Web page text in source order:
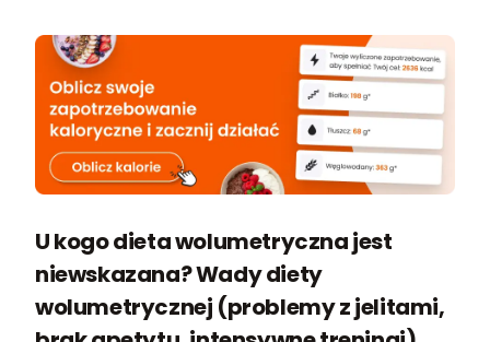
U kogo dieta wolumetryczna jest
niewskazana? Wady diety
wolumetrycznej (problemy z jelitami,